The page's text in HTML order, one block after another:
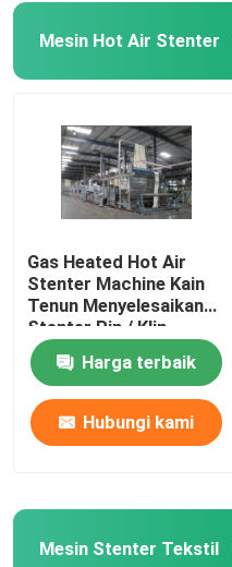
Mesin Hot Air Stenter
Gas Heated Hot Air
Stenter Machine Kain
Tenun Menyelesaikan
Stenter Pin / Klip
Gabungan
Harga terbaik
Hubungi kami
Mesin Stenter Tekstil